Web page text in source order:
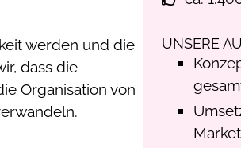
werden und die
dass die
Organisation von
UNSERE